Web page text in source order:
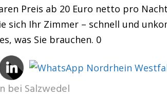
Preis ab 20 Euro netto pro
Ihr Zimmer – schnell und
was Sie brauchen. 0
bei Salzwedel